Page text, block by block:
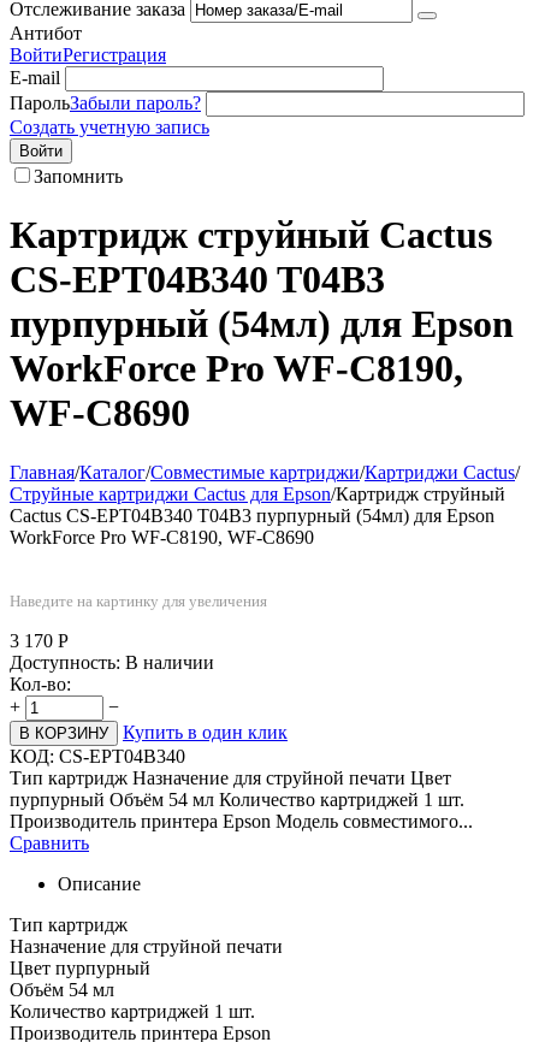
Отслеживание заказа
Антибот
ВойтиРегистрация
E-mail
ПарольЗабыли пароль?
Создать учетную запись
Войти
Запомнить
Картридж струйный Cactus
CS-EPT04B340 T04B3
пурпурный (54мл) для Epson
WorkForce Pro WF-C8190,
WF-C8690
Главная/Каталог/Совместимые картриджи/Картриджи Cactus/
Струйные картриджи Cactus для Epson/Картридж струйный
Cactus CS-EPT04B340 T04B3 пурпурный (54мл) для Epson
WorkForce Pro WF-C8190, WF-C8690
Наведите на картинку для увеличения
3 170 Р
Доступность: В наличии
Кол-во:
+
−
В КОРЗИНУ
Купить в один клик
КОД: CS-EPT04B340
Тип картридж Назначение для струйной печати Цвет
пурпурный Объём 54 мл Количество картриджей 1 шт.
Производитель принтера Epson Модель совместимого...
Сравнить
Описание
Тип картридж
Назначение для струйной печати
Цвет пурпурный
Объём 54 мл
Количество картриджей 1 шт.
Производитель принтера Epson